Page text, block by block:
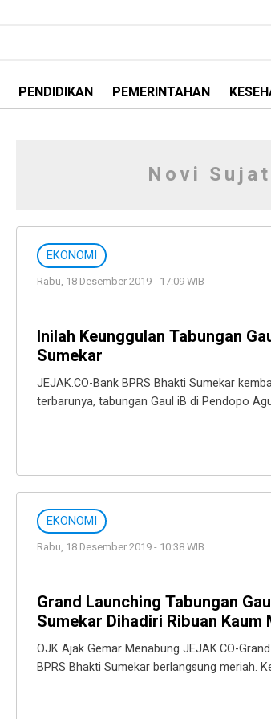
PENDIDIKAN PEMERINTAHAN
Novi
EKONOMI
Rabu, 18 Desember 2019 - 17:09 WIB
Inilah Keunggulan Tabungan
Sumekar
JEJAK.CO-Bank BPRS Bhakti Sumekar
terbarunya, tabungan Gaul iB di Pendopo
EKONOMI
Rabu, 18 Desember 2019 - 10:38 WIB
Grand Launching Tabungan
Sumekar Dihadiri Ribuan Kaum
OJK Ajak Gemar Menabung JEJAK.CO-
BPRS Bhakti Sumekar berlangsung meriah.